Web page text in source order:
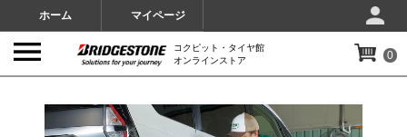
ホーム マイページ
コクピット・タイヤ館
オンラインストア
0